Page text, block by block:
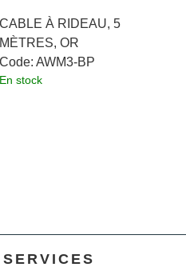
CABLE À RIDEAU, 5
MÈTRES, OR
Code: AWM3-BP
En stock
SERVICES